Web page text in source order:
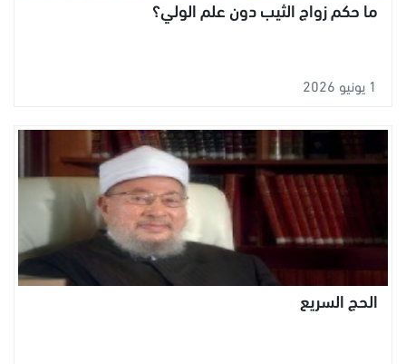
ما حكم زواج الثيب دون علم الولي؟
1 يونيو 2026
الحج السريع